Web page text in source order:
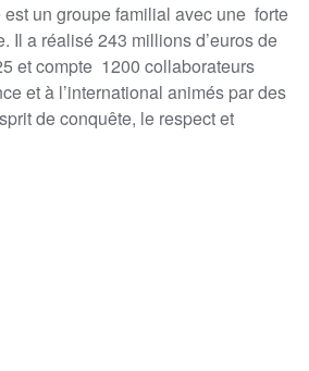
un groupe familial avec une forte
Il a réalisé 243 millions d’euros de
et compte 1200 collaborateurs
et à l’international animés par des
de conquête, le respect et